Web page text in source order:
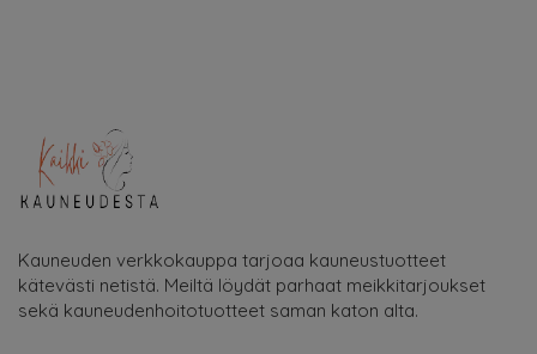
Kauneuden verkkokauppa tarjoaa kauneustuotteet
kätevästi netistä. Meiltä löydät parhaat meikkitarjoukset
sekä kauneudenhoitotuotteet saman katon alta.